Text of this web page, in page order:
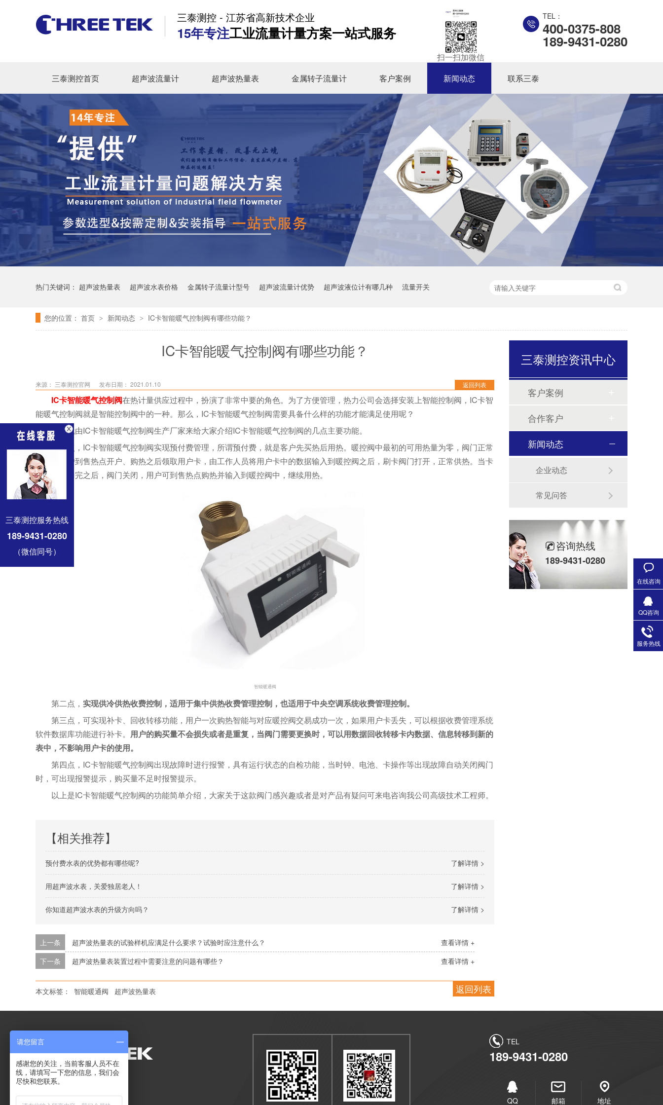
三泰测控 - 江苏省高新技术企业
15年专注工业流量计量方案一站式服务
扫一扫加微信
TEL：
400-0375-808
189-9431-0280
三泰测控首页 超声波流量计 超声波热量表 金属转子流量计 客户案例 新闻动态 联系三泰
热门关键词： 超声波热量表 超声波水表价格 金属转子流量计型号 超声波流量计优势 超声波液位计有哪几种 流量开关
您的位置： 首页 > 新闻动态 > IC卡智能暖气控制阀有哪些功能？
IC卡智能暖气控制阀有哪些功能？
返回列表
来源： 三泰测控官网 发布日期： 2021.01.10
IC卡智能暖气控制阀在热计量供应过程中，扮演了非常中要的角色。为了方便管理，热力公司会选择安装上智能控制阀，IC卡智
能暖气控制阀就是智能控制阀中的一种。那么，IC卡智能暖气控制阀需要具备什么样的功能才能满足使用呢？
今天就由IC卡智能暖气控制阀生产厂家来给大家介绍IC卡智能暖气控制阀的几点主要功能。
第一点，IC卡智能暖气控制阀实现预付费管理，所谓预付费，就是客户先买热后用热。暖控阀中最初的可用热量为零，阀门正常
关闭，用户到售热点开户、购热之后领取用户卡，由工作人员将用户卡中的数据输入到暖控阀之后，刷卡阀门打开，正常供热。当卡
中的热量用完之后，阀门关闭，用户可到售热点购热并输入到暖控阀中，继续用热。
智能暖通阀
第二点， 实现供冷供热收费控制，适用于集中供热收费管理控制，也适用于中央空调系统收费管理控制。
第三点，可实现补卡、回收转移功能，用户一次购热智能与对应暖控阀交易成功一次，如果用户卡丢失，可以根据收费管理系统
软件数据库功能进行补卡。 用户的购买量不会损失或者是重复，当阀门需要更换时，可以用数据回收转移卡内数据、信息转移到新的
表中，不影响用户卡的使用。
第四点，IC卡智能暖气控制阀出现故障时进行报警，具有运行状态的自检功能，当时钟、电池、卡操作等出现故障自动关闭阀门
时，可出现报警提示，购买量不足时报警提示。
以上是IC卡智能暖气控制阀的功能简单介绍，大家关于这款阀门感兴趣或者是对产品有疑问可来电咨询我公司高级技术工程师。
【相关推荐】
了解详情 >
预付费水表的优势都有哪些呢?
了解详情 >
用超声波水表，关爱独居老人！
了解详情 >
你知道超声波水表的升级方向吗？
查看详情 +
上一条
超声波热量表的试验样机应满足什么要求？试验时应注意什么？
查看详情 +
下一条 超声波热量表装置过程中需要注意的问题有哪些？
返回列表
本文标签： 智能暖通阀 超声波热量表
三泰测控资讯中心
客户案例
合作客户
新闻动态
企业动态
常见问答
咨询热线
189-9431-0280
TEL
189-9431-0280
QQ 邮箱 地址
在线咨询
QQ咨询
服务热线
三泰测控服务热线
189-9431-0280
（微信同号）
请您留言
感谢您的关注，当前客服人员不在
线，请填写一下您的信息，我们会
尽快和您联系。